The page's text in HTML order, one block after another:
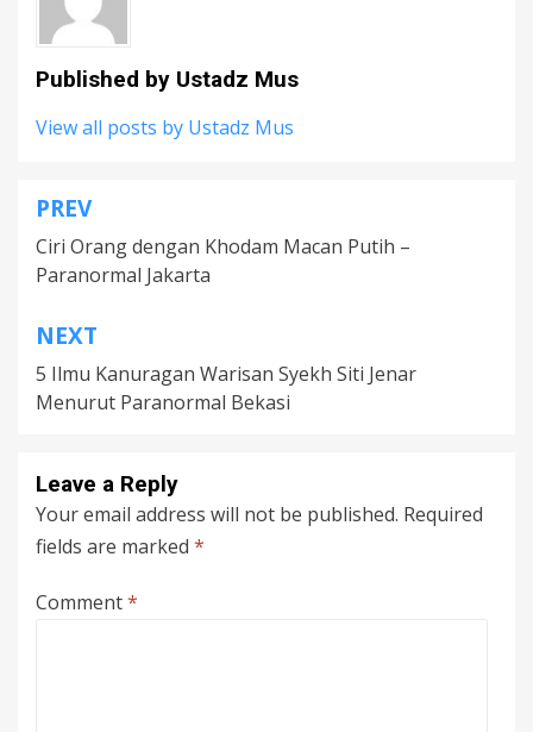
Published by Ustadz Mus
View all posts by Ustadz Mus
Post
navigation
PREV
Ciri Orang dengan Khodam Macan Putih –
Paranormal Jakarta
NEXT
5 Ilmu Kanuragan Warisan Syekh Siti Jenar
Menurut Paranormal Bekasi
Leave a Reply
Your email address will not be published. Required
fields are marked *
Comment*